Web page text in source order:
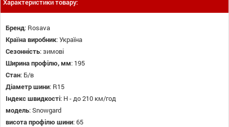
Бренд: Rosava
Країна виробник:Україна
Сезонність:зимові
Ширина профілю, мм: 195
Стан: Б/в
Діаметр шини: R15
Індекс швидкості: H - до 210 км/год
модель:Snowgard
висота профілю шини:65